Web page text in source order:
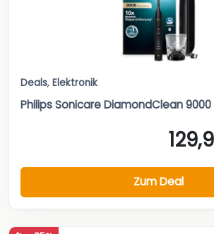
Deals, Elektronik
Philips Sonicare DiamondClean 9000
Zum Deal